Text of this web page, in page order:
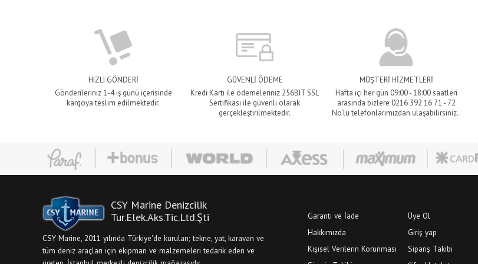
HIZLI GÖNDERİ
Gönderileriniz 1-4 iş günü içerisinde
kargoya teslim edilmektedir.
GÜVENLİ ÖDEME
Kredi Kartı ile ödemeleriniz 256BIT SSL
Sertifikası ile güvenli olarak
gerçekleştirilmektedir.
MÜŞTERİ HİZMETLERİ
Hafta içi her gün 09:00 - 18:00 saatleri
arasında bizlere 0216 392 16 71 - 72
No’lu telefonlarımızdan ulaşabilirsiniz..
CSY Marine Denizcilik
Tur.Elek.Aks.Tic.Ltd.Şti
CSY Marine, 2011 yılında Türkiye'de kurulan; tekne, yat, karavan ve
tüm deniz araçları için ekipman ve malzemeleri tedarik eden ve
Garanti ve İade
Hakkımızda
Kişisel Verilerin Korunması
Üye Ol
Giriş yap
Sipariş Takibi